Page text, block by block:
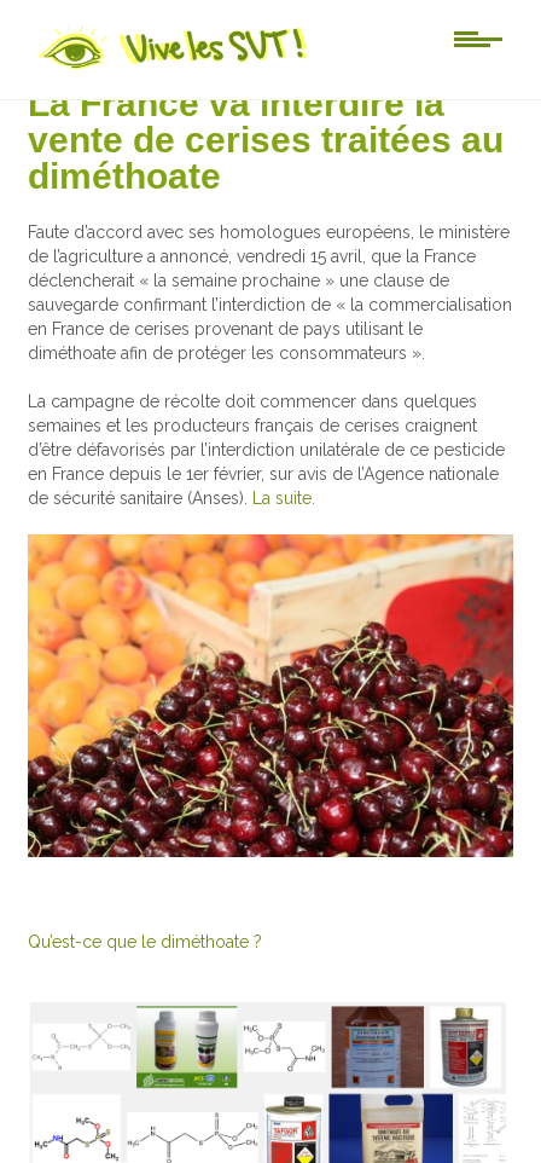
Actu-sciences
La France va interdire la
vente de cerises traitées au
diméthoate
Faute d’accord avec ses homologues européens, le ministère
de l’agriculture a annoncé, vendredi 15 avril, que la France
déclencherait « la semaine prochaine » une clause de
sauvegarde confirmant l’interdiction de « la commercialisation
en France de cerises provenant de pays utilisant le
diméthoate afin de protéger les consommateurs ».
La campagne de récolte doit commencer dans quelques
semaines et les producteurs français de cerises craignent
d’être défavorisés par l’interdiction unilatérale de ce pesticide
en France depuis le 1er février, sur avis de l’Agence nationale
de sécurité sanitaire (Anses).
La suite.
Qu’est-ce que le diméthoate ?